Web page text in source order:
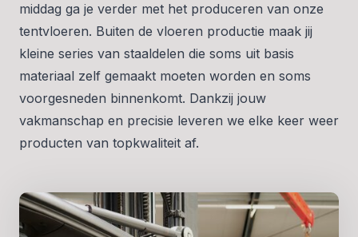
middag ga je verder met het produceren van onze
tentvloeren. Buiten de vloeren productie maak jij
kleine series van staaldelen die soms uit basis
materiaal zelf gemaakt moeten worden en soms
voorgesneden binnenkomt. Dankzij jouw
vakmanschap en precisie leveren we elke keer weer
producten van topkwaliteit af.